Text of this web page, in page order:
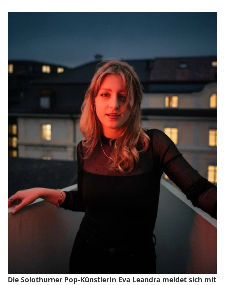
Die Solothurner Pop-Künstlerin Eva Leandra meldet sich mit